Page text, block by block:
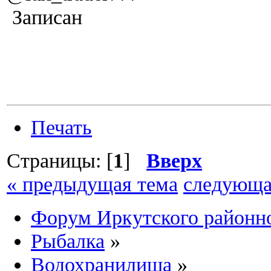
Записан
Печать
Страницы: [1] Вверх
« предыдущая тема
Форум Иркутского
Рыбалка »
Водохранилища »